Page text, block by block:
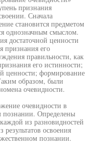
признания
Сначала
становится предметом
однозначным смыслом.
достаточной ценности
признания его
правильности, как
его истинности;
ценности; формирование
образом, были
очевидности.
очевидности в
познании. Определены
из разновидностей
освоения
познании.